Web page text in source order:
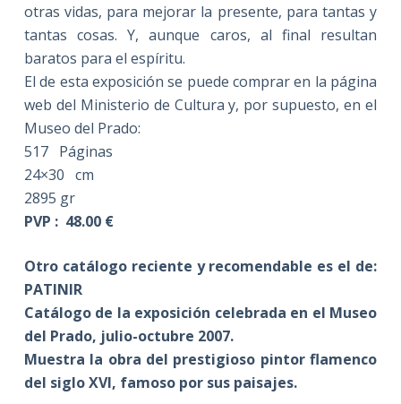
otras vidas, para mejorar la presente, para tantas y
tantas cosas. Y, aunque caros, al final resultan
baratos para el espíritu.
El de esta exposición se puede comprar en la página
web del Ministerio de Cultura y, por supuesto, en el
Museo del Prado:
517 Páginas
24×30 cm
2895 gr
PVP : 48.00 €
Otro catálogo reciente y recomendable es el de:
PATINIR
Catálogo de la exposición celebrada en el Museo
del Prado, julio-octubre 2007.
Muestra la obra del prestigioso pintor flamenco
del siglo XVI, famoso por sus paisajes.